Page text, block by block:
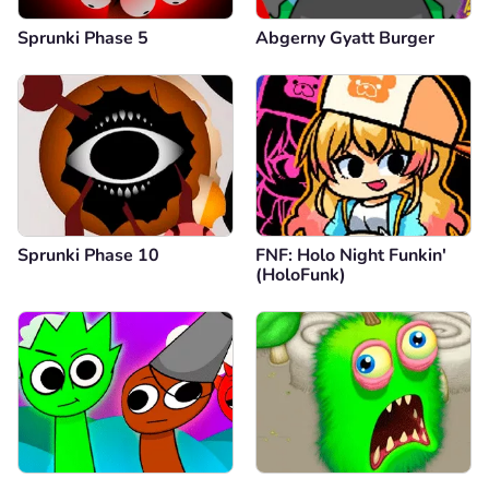
Sprunki Phase 5 Abgerny Gyatt Burger
Sprunki Phase 10
FNF: Holo Night Funkin'
(HoloFunk)